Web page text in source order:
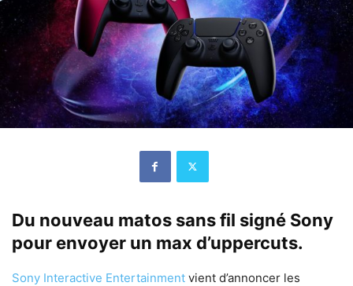
Du nouveau matos sans fil signé Sony
pour envoyer un max d’uppercuts.
Sony Interactive Entertainment vient d’annoncer les